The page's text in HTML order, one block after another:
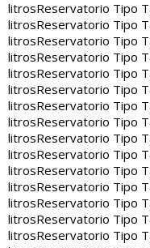
litrosReservatorio Tipo
litrosReservatorio Tipo
litrosReservatorio Tipo
litrosReservatorio Tipo
litrosReservatorio Tipo
litrosReservatorio Tipo
litrosReservatorio Tipo
litrosReservatorio Tipo
litrosReservatorio Tipo
litrosReservatorio Tipo
litrosReservatorio Tipo
litrosReservatorio Tipo
litrosReservatorio Tipo
litrosReservatorio Tipo
litrosReservatorio Tipo